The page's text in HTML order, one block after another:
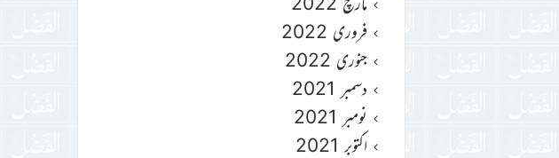
فروری 2022
جنوری 2022
دسمبر 2021
نومبر 2021
اکتوبر 2021